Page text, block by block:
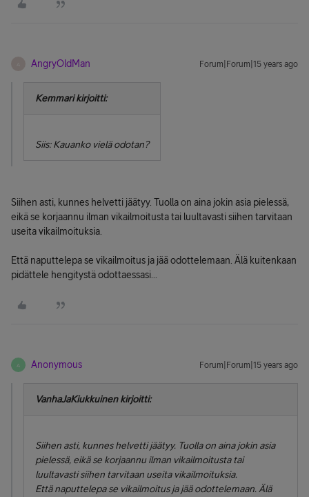
AngryOldMan Forum|Forum|15 years ago
Kemmari kirjoitti:
Siis: Kauanko vielä odotan?
Siihen asti, kunnes helvetti jäätyy. Tuolla on aina jokin asia pielessä,
eikä se korjaannu ilman vikailmoitusta tai luultavasti siihen tarvitaan
useita vikailmoituksia.
Että naputtelepa se vikailmoitus ja jää odottelemaan. Älä kuitenkaan
pidättele hengitystä odottaessasi...
A Anonymous Forum|Forum|15 years ago
VanhaJaKiukkuinen kirjoitti:
Siihen asti, kunnes helvetti jäätyy. Tuolla on aina jokin asia
pielessä, eikä se korjaannu ilman vikailmoitusta tai
luultavasti siihen tarvitaan useita vikailmoituksia.
Että naputtelepa se vikailmoitus ja jää odottelemaan. Älä